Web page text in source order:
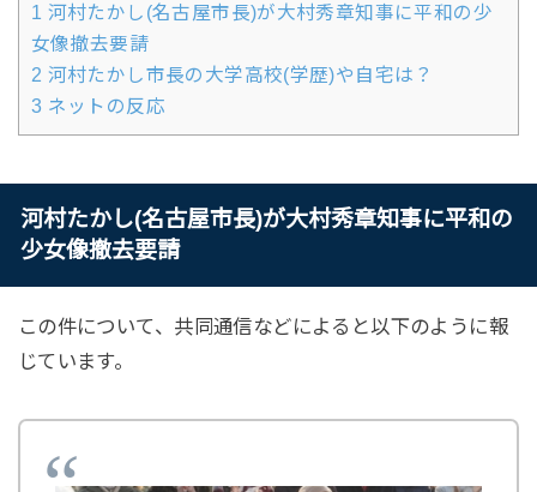
1 河村たかし(名古屋市長)が大村秀章知事に平和の少
女像撤去要請
2 河村たかし市長の大学高校(学歴)や自宅は？
3 ネットの反応
河村たかし(名古屋市長)が大村秀章知事に平和の
少女像撤去要請
この件について、共同通信などによると以下のように報
じています。